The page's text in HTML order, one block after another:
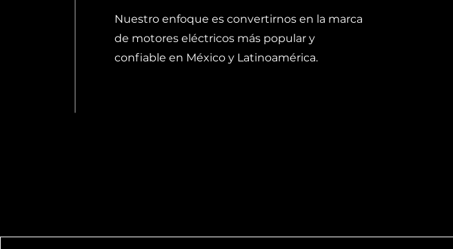
Nuestro enfoque es convertirnos en la marca
de motores eléctricos más popular y
confiable en México y Latinoamérica.